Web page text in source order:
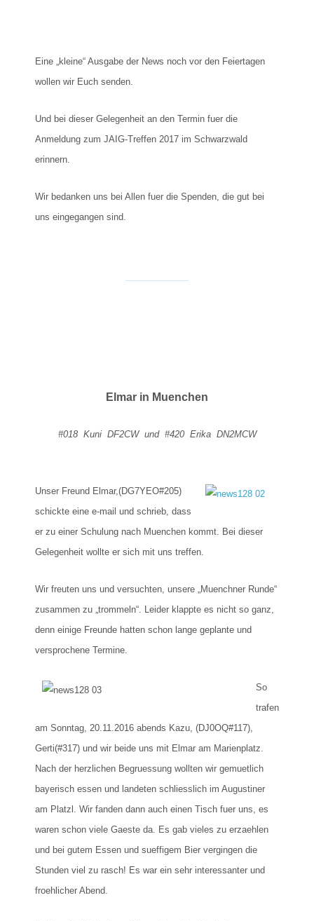
Eine „kleine“ Ausgabe der News noch vor den Feiertagen
wollen wir Euch senden.
Und bei dieser Gelegenheit an den Termin fuer die
Anmeldung zum JAIG-Treffen 2017 im Schwarzwald
erinnern.
Wir bedanken uns bei Allen fuer die Spenden, die gut bei
uns eingegangen sind.
Elmar in Muenchen
#018 Kuni DF2CW und #420 Erika DN2MCW
Unser Freund Elmar,(DG7YEO#205)
schickte eine e-mail und schrieb, dass
er zu einer Schulung nach Muenchen kommt. Bei dieser
Gelegenheit wollte er sich mit uns treffen.
Wir freuten uns und versuchten, unsere „Muenchner Runde“
zusammen zu „trommeln“. Leider klappte es nicht so ganz,
denn einige Freunde hatten schon lange geplante und
versprochene Termine.
So
trafen
am Sonntag, 20.11.2016 abends Kazu, (DJ0OQ#117),
Gerti(#317) und wir beide uns mit Elmar am Marienplatz.
Nach der herzlichen Begruessung wollten wir gemuetlich
bayerisch essen und landeten schliesslich im Augustiner
am Platzl. Wir fanden dann auch einen Tisch fuer uns, es
waren schon viele Gaeste da. Es gab vieles zu erzaehlen
und bei gutem Essen und sueffigem Bier vergingen die
Stunden viel zu rasch! Es war ein sehr interessanter und
froehlicher Abend.